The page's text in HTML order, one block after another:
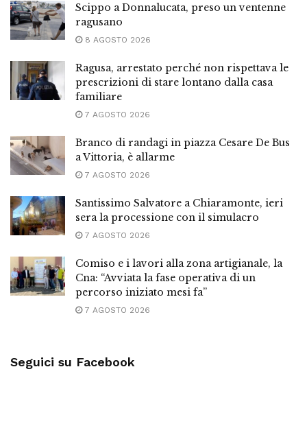
Scippo a Donnalucata, preso un ventenne
ragusano
8 AGOSTO 2026
Ragusa, arrestato perché non rispettava le
prescrizioni di stare lontano dalla casa
familiare
7 AGOSTO 2026
Branco di randagi in piazza Cesare De Bus
a Vittoria, è allarme
7 AGOSTO 2026
Santissimo Salvatore a Chiaramonte, ieri
sera la processione con il simulacro
7 AGOSTO 2026
Comiso e i lavori alla zona artigianale, la
Cna: “Avviata la fase operativa di un
percorso iniziato mesi fa”
7 AGOSTO 2026
Seguici su Facebook